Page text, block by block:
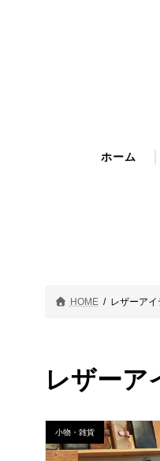
ホーム
HOME レザーアイ
レザーア
小物・雑貨